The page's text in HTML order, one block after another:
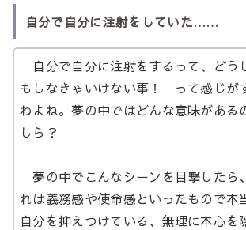
自分で自分に注射をしていた……
自分で自分に注射をするって、どう
もしなきゃいけない事！ って感じが
わよね。夢の中ではどんな意味がある
しら？
夢の中でこんなシーンを目撃したら
れは義務感や使命感といったもので本
自分を抑えつけている、無理に本心を